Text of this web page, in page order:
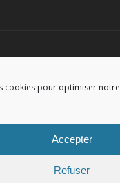
cookies pour optimiser
Accepter
Refuser